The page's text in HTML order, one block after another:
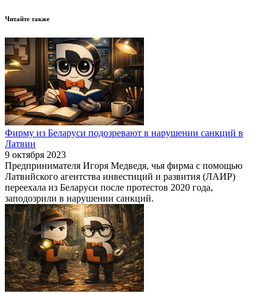
Читайте также
Фирму из Беларуси подозревают в нарушении санкций в
Латвии
9 октября 2023
Предпринимателя Игоря Медведя, чья фирма с помощью
Латвийского агентства инвестиций и развития (ЛАИР)
переехала из Беларуси после протестов 2020 года,
заподозрили в нарушении санкций.